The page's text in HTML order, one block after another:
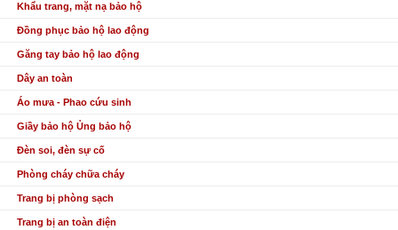
Khẩu trang, mặt nạ bảo hộ
Đồng phục bảo hộ lao động
Găng tay bảo hộ lao động
Dây an toàn
Áo mưa - Phao cứu sinh
Giầy bảo hộ Ủng bảo hộ
Đèn soi, đèn sự cố
Phòng cháy chữa cháy
Trang bị phòng sạch
Trang bị an toàn điện